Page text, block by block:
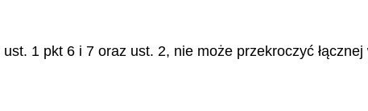
1 pkt 6 i 7 oraz ust. 2, nie może przekroczyć